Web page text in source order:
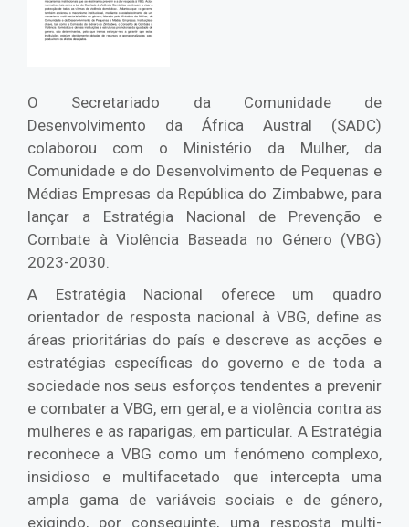
O Secretariado da Comunidade de
Desenvolvimento da África Austral (SADC)
colaborou com o Ministério da Mulher, da
Comunidade e do Desenvolvimento de Pequenas e
Médias Empresas da República do Zimbabwe, para
lançar a Estratégia Nacional de Prevenção e
Combate à Violência Baseada no Género (VBG)
2023-2030.
A Estratégia Nacional oferece um quadro
orientador de resposta nacional à VBG, define as
áreas prioritárias do país e descreve as acções e
estratégias específicas do governo e de toda a
sociedade nos seus esforços tendentes a prevenir
e combater a VBG, em geral, e a violência contra as
mulheres e as raparigas, em particular. A Estratégia
reconhece a VBG como um fenómeno complexo,
insidioso e multifacetado que intercepta uma
ampla gama de variáveis sociais e de género,
exigindo, por conseguinte, uma resposta multi-